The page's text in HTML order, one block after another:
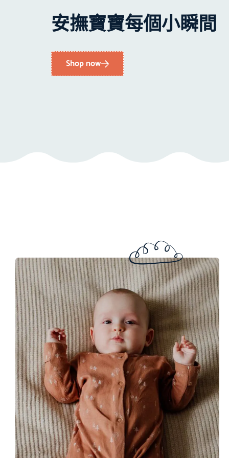
安撫寶寶每個小瞬間
Shop now